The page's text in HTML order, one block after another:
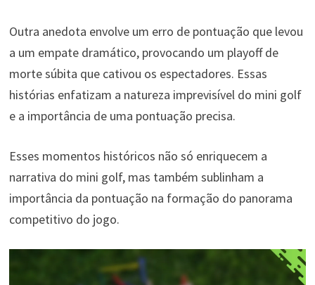
Outra anedota envolve um erro de pontuação que levou
a um empate dramático, provocando um playoff de
morte súbita que cativou os espectadores. Essas
histórias enfatizam a natureza imprevisível do mini golf
e a importância de uma pontuação precisa.
Esses momentos históricos não só enriquecem a
narrativa do mini golf, mas também sublinham a
importância da pontuação na formação do panorama
competitivo do jogo.